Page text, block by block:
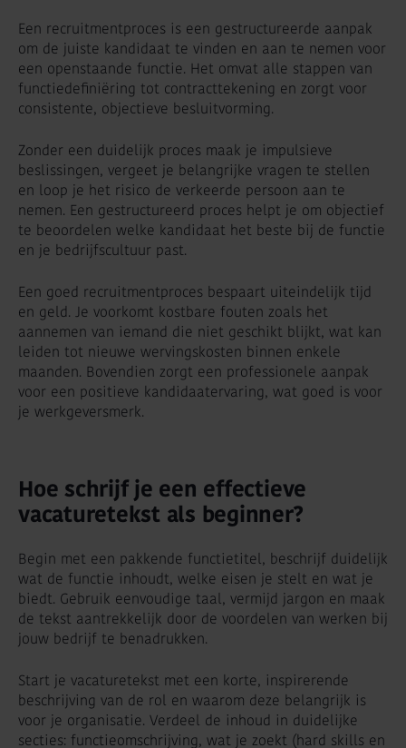
Een recruitmentproces is een gestructureerde aanpak
om de juiste kandidaat te vinden en aan te nemen voor
een openstaande functie. Het omvat alle stappen van
functiedefiniëring tot contracttekening en zorgt voor
consistente, objectieve besluitvorming.
Zonder een duidelijk proces maak je impulsieve
beslissingen, vergeet je belangrijke vragen te stellen
en loop je het risico de verkeerde persoon aan te
nemen. Een gestructureerd proces helpt je om objectief
te beoordelen welke kandidaat het beste bij de functie
en je bedrijfscultuur past.
Een goed recruitmentproces bespaart uiteindelijk tijd
en geld. Je voorkomt kostbare fouten zoals het
aannemen van iemand die niet geschikt blijkt, wat kan
leiden tot nieuwe wervingskosten binnen enkele
maanden. Bovendien zorgt een professionele aanpak
voor een positieve kandidaatervaring, wat goed is voor
je werkgeversmerk.
Hoe schrijf je een effectieve
vacaturetekst als beginner?
Begin met een pakkende functietitel, beschrijf duidelijk
wat de functie inhoudt, welke eisen je stelt en wat je
biedt. Gebruik eenvoudige taal, vermijd jargon en maak
de tekst aantrekkelijk door de voordelen van werken bij
jouw bedrijf te benadrukken.
Start je vacaturetekst met een korte, inspirerende
beschrijving van de rol en waarom deze belangrijk is
voor je organisatie. Verdeel de inhoud in duidelijke
secties: functieomschrijving, wat je zoekt (hard skills en